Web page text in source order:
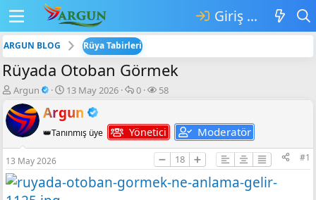
Giriş yap
ARGUN BLOG Rüya Tabirleri
Rüyada Otoban Görmek
K
o
n
b
u
y
u
b
Argun
B
ş
a
n
ı
ç
13 May 2026
💬
v
a
p
a
r
0
👁️‍🗨️
r
ü
n
t
ü
l
58
Argun
👑Tanınmış üye Yönetici Moderatör
13 May 2026 ➖ 18 ➕ #1